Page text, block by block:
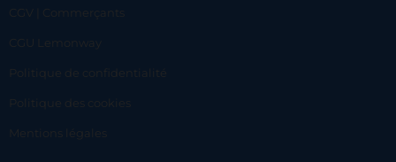
CGV | Commerçants
CGU Lemonway
Politique de confidentialité
Politique des cookies
Mentions légales